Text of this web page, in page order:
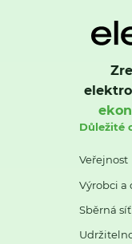
Důležité
Veřejnost
Výrobci a
Sběrná síť